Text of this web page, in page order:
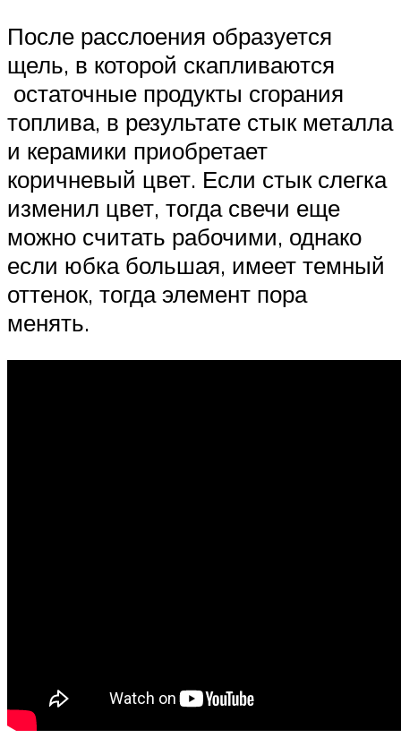
После расслоения образуется
щель, в которой скапливаются
остаточные продукты сгорания
топлива, в результате стык металла
и керамики приобретает
коричневый цвет. Если стык слегка
изменил цвет, тогда свечи еще
можно считать рабочими, однако
если юбка большая, имеет темный
оттенок, тогда элемент пора
менять.